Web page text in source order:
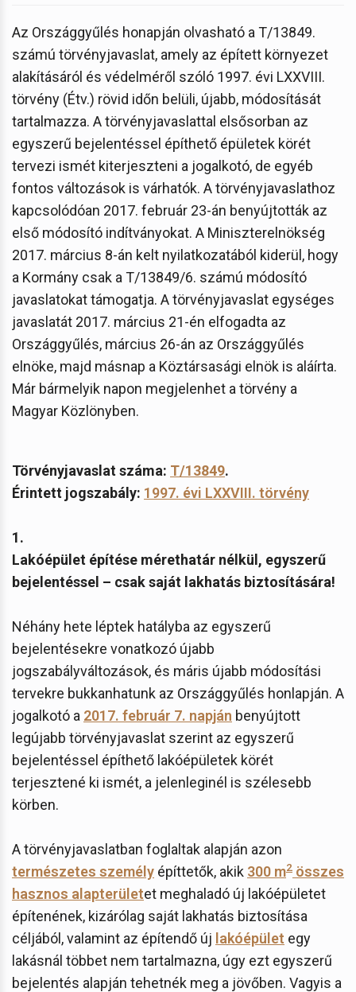
Az Országgyűlés honapján olvasható a T/13849.
számú törvényjavaslat, amely az épített környezet
alakításáról és védelméről szóló 1997. évi LXXVIII.
törvény (Étv.) rövid időn belüli, újabb, módosítását
tartalmazza. A törvényjavaslattal elsősorban az
egyszerű bejelentéssel építhető épületek körét
tervezi ismét kiterjeszteni a jogalkotó, de egyéb
fontos változások is várhatók. A törvényjavaslathoz
kapcsolódóan 2017. február 23-án benyújtották az
első módosító indítványokat. A Miniszterelnökség
2017. március 8-án kelt nyilatkozatából kiderül, hogy
a Kormány csak a T/13849/6. számú módosító
javaslatokat támogatja. A törvényjavaslat egységes
javaslatát 2017. március 21-én elfogadta az
Országgyűlés, március 26-án az Országgyűlés
elnöke, majd másnap a Köztársasági elnök is aláírta.
Már bármelyik napon megjelenhet a törvény a
Magyar Közlönyben.
Törvényjavaslat száma: T/13849.
Érintett jogszabály: 1997. évi LXXVIII. törvény
1.
Lakóépület építése mérethatár nélkül, egyszerű
bejelentéssel – csak saját lakhatás biztosítására!
Néhány hete léptek hatályba az egyszerű
bejelentésekre vonatkozó újabb
jogszabályváltozások, és máris újabb módosítási
tervekre bukkanhatunk az Országgyűlés honlapján. A
jogalkotó a 2017. február 7. napján benyújtott
legújabb törvényjavaslat szerint az egyszerű
bejelentéssel építhető lakóépületek körét
terjesztené ki ismét, a jelenleginél is szélesebb
körben.
A törvényjavaslatban foglaltak alapján azon
természetes személy építtetők, akik 300 m2 összes
hasznos alapterületet meghaladó új lakóépületet
építenének, kizárólag saját lakhatás biztosítása
céljából, valamint az építendő új lakóépület egy
lakásnál többet nem tartalmazna, úgy ezt egyszerű
bejelentés alapján tehetnék meg a jövőben. Vagyis a